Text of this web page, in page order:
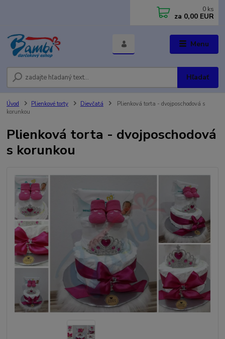
Menu
Hľadať
0 ks
za 0,00 EUR
Úvod Plienkové torty Dievčatá
Plienková torta - dvojposchodová s
korunkou
Plienková torta - dvojposchodová
s korunkou